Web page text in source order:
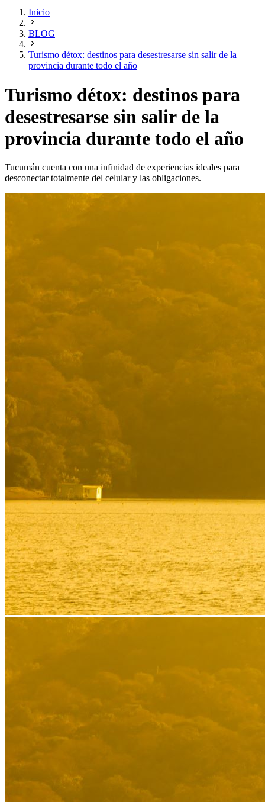
Inicio
BLOG
Turismo détox: destinos para desestresarse sin salir de la
provincia durante todo el año
Turismo détox: destinos para
desestresarse sin salir de la
provincia durante todo el año
Tucumán cuenta con una infinidad de experiencias ideales para
desconectar totalmente del celular y las obligaciones.